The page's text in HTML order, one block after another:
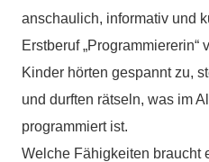
anschaulich, informativ und
Erstberuf „Programmiererin“
Kinder hörten gespannt zu,
und durften rätseln, was im
programmiert ist.
Welche Fähigkeiten braucht